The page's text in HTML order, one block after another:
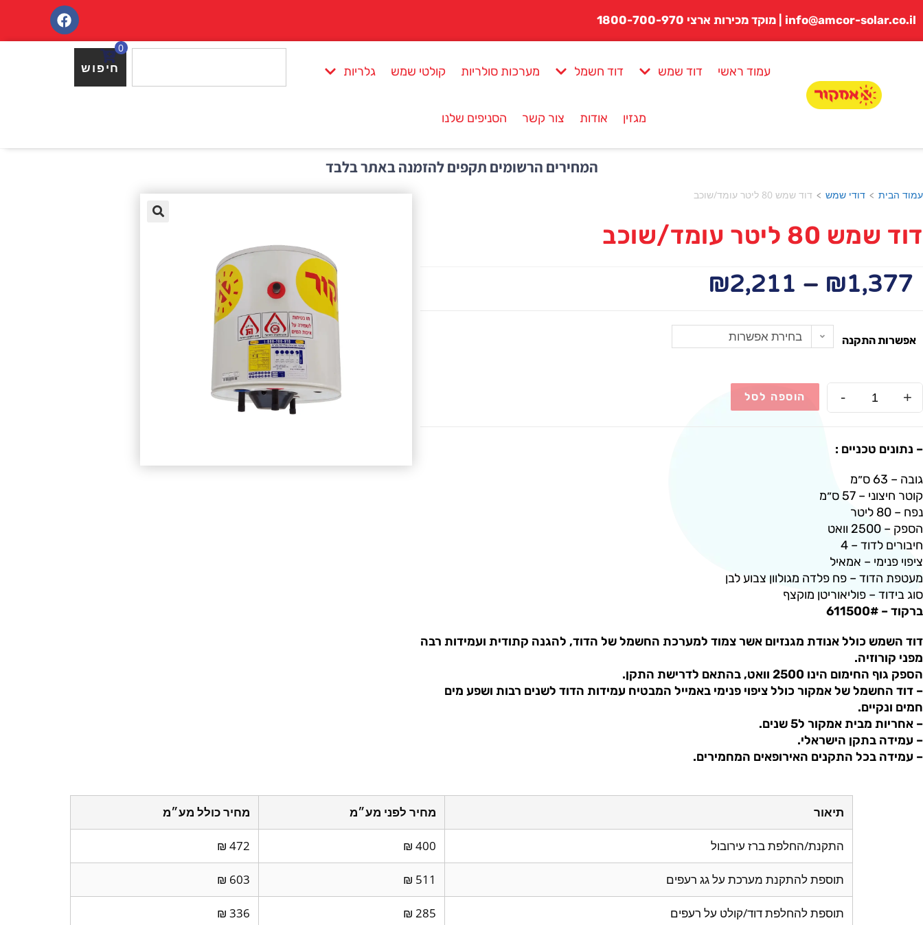
info@amcor-solar.co.il | מוקד מכירות ארצי 1800-700-970
עמוד ראשי דוד שמש דוד חשמל מערכות סולריות קולטי שמש גלריות
מגזין אודות צור קשר הסניפים שלנו
חיפוש
0
המחירים הרשומים תקפים להזמנה באתר בלבד
עמוד הבית > דודי שמש > דוד שמש 80 ליטר עומד/שוכב
דוד שמש 80 ליטר עומד/שוכב
₪1,377
–
₪2,211
אפשרות התקנה בחירת אפשרות
- + הוספה לסל
– נתונים טכניים :
גובה – 63 ס״מ
קוטר חיצוני – 57 ס״מ
נפח – 80 ליטר
הספק – 2500 וואט
חיבורים לדוד – 4
ציפוי פנימי – אמאיל
מעטפת הדוד – פח פלדה מגולוון צבוע לבן
סוג בידוד – פוליאוריטן מוקצף
ברקוד – 611500#
דוד השמש כולל אנודת מגנזיום אשר צמוד למערכת החשמל של הדוד, להגנה קתודית ועמידות רבה
מפני קורוזיה.
הספק גוף החימום הינו 2500 וואט, בהתאם לדרישת התקן.
– דוד החשמל של אמקור כולל ציפוי פנימי באמייל המבטיח עמידות הדוד לשנים רבות ושפע מים
חמים ונקיים.
– אחריות מבית אמקור ל5 שנים.
– עמידה בתקן הישראלי.
– עמידה בכל התקנים האירופאים המחמירים.
תיאור מחיר לפני מע״מ מחיר כולל מע״מ
התקנת/החלפת ברז עירובול 400 ₪
472 ₪
תוספת להתקנת מערכת על גג רעפים 511 ₪
603 ₪
תוספת להחלפת דוד/קולט על רעפים 285 ₪
336 ₪